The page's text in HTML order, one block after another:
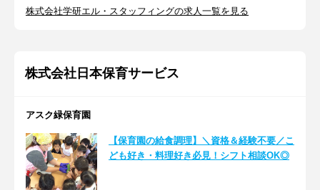
株式会社学研エル・スタッフィングの求人一覧を見る
株式会社日本保育サービス
アスク緑保育園
【保育園の給食調理】＼資格＆経験不要／こ
ども好き・料理好き必見！シフト相談OK◎